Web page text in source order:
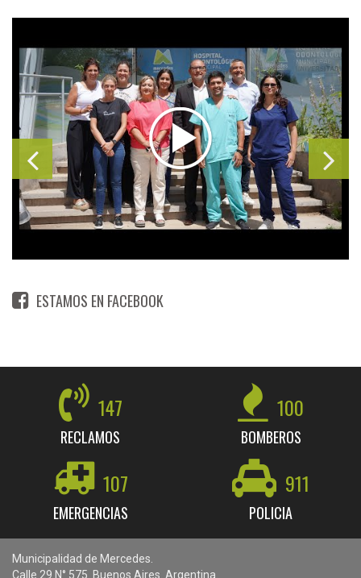
ESTAMOS EN FACEBOOK
147
RECLAMOS
100
BOMBEROS
107
EMERGENCIAS
911
POLICIA
Municipalidad de Mercedes.
Calle 29 N° 575. Buenos Aires. Argentina.